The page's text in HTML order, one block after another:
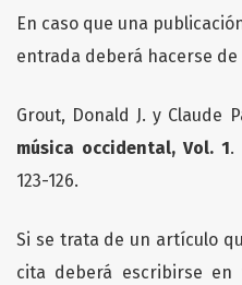
En caso que una
entrada deberá hacerse
Grout, Donald J. y Claude
música occidental, Vol. 1.
123-126.
Si se trata de un artículo
cita deberá escribirse